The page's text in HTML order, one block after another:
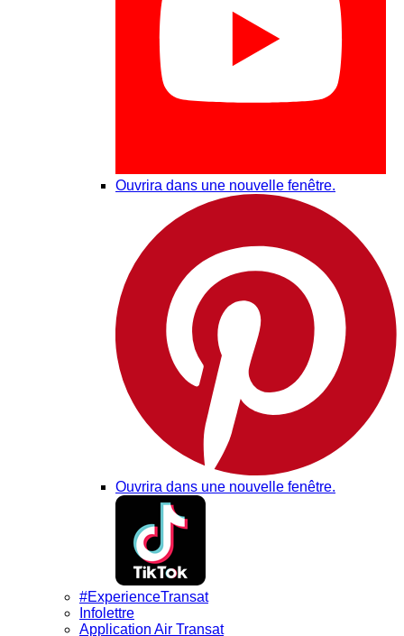
Ouvrira dans une nouvelle fenêtre.
Ouvrira dans une nouvelle fenêtre.
#ExperienceTransat
Infolettre
Application Air Transat